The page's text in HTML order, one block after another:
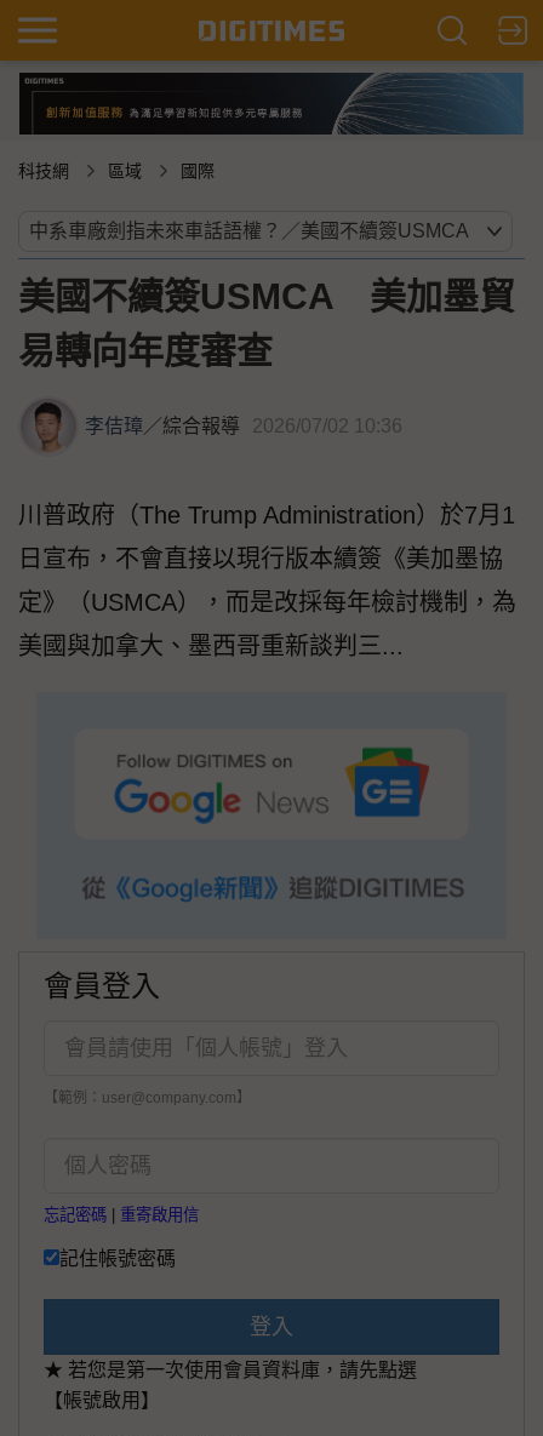
科技網 區域 國際
美國不續簽USMCA 美加墨貿
易轉向年度審查
李佶璋／綜合報導 2026/07/02 10:36
川普政府（The Trump Administration）於7月1
日宣布，不會直接以現行版本續簽《美加墨協
定》（USMCA），而是改採每年檢討機制，為
美國與加拿大、墨西哥重新談判三...
會員登入
【範例：user@company.com】
忘記密碼 重寄啟用信
記住帳號密碼
登入
★ 若您是第一次使用會員資料庫，請先點選
【帳號啟用】